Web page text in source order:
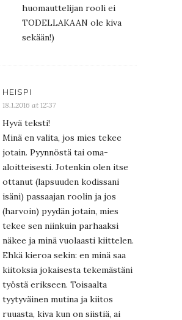
huomauttelijan rooli ei
TODELLAKAAN ole kiva
sekään!)
HEISPI
18.1.2016 at 12:37
Hyvä teksti!
Minä en valita, jos mies tekee
jotain. Pyynnöstä tai oma-
aloitteisesti. Jotenkin olen itse
ottanut (lapsuuden kodissani
isäni) passaajan roolin ja jos
(harvoin) pyydän jotain, mies
tekee sen niinkuin parhaaksi
näkee ja minä vuolaasti kiittelen.
Ehkä kieroa sekin: en minä saa
kiitoksia jokaisesta tekemästäni
työstä erikseen. Toisaalta
tyytyväinen mutina ja kiitos
ruuasta, kiva kun on siistiä, ai